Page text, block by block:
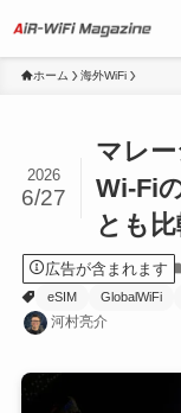
ホーム 海外WiFi
マレ
Wi-Fi
とも
2026
6/27
広告が含まれます
eSIM
GlobalWiFi
河村亮介